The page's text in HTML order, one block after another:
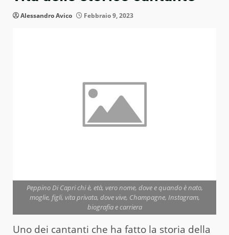
Alessandro Avico Febbraio 9, 2023
Peppino Di Capri chi è, età, vero nome, dove e quando è nato,
moglie, figli, vita privata, dove vive, Champagne, Instagram,
biografia e carriera
Uno dei cantanti che ha fatto la storia della